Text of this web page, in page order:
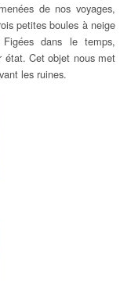
de nos voyages,
petites boules à neige
dans le temps,
état. Cet objet nous met
les ruines.